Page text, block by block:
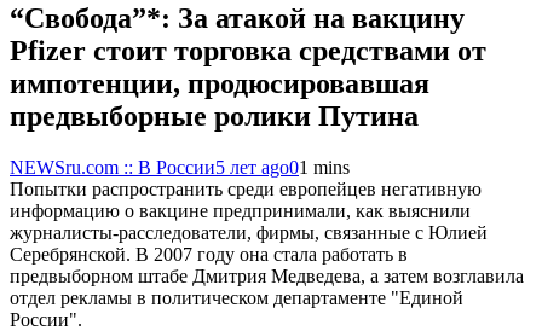
“Свобода”*: За атакой на вакцину
Pfizer стоит торговка средствами от
импотенции, продюсировавшая
предвыборные ролики Путина
NEWSru.com :: В России5 лет ago01 mins
Попытки распространить среди европейцев негативную
информацию о вакцине предпринимали, как выяснили
журналисты-расследователи, фирмы, связанные с Юлией
Серебрянской. В 2007 году она стала работать в
предвыборном штабе Дмитрия Медведева, а затем возглавила
отдел рекламы в политическом департаменте "Единой
России".